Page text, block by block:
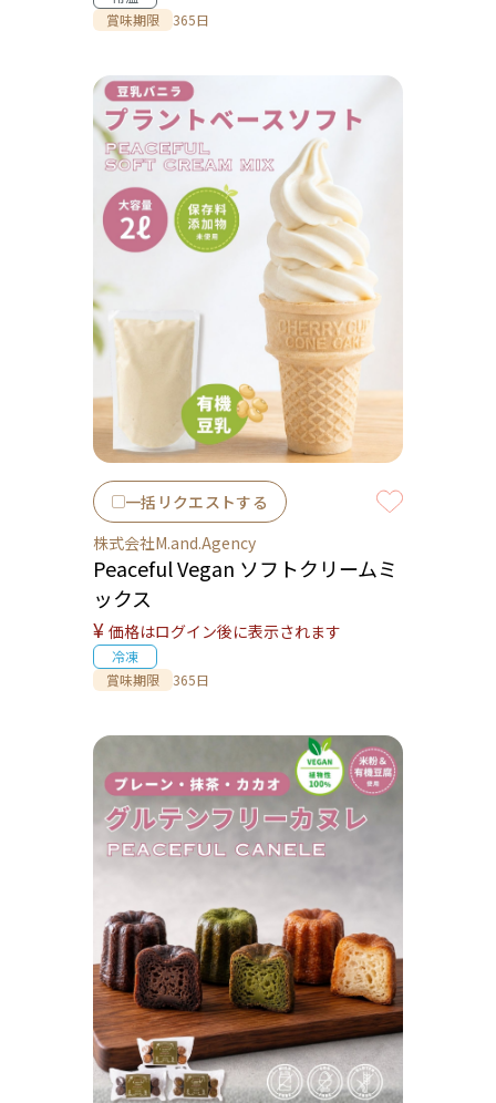
賞味期限
365日
一括リクエストする
株式会社M.and.Agency
Peaceful Vegan ソフトクリームミ
ックス
¥ 価格はログイン後に表示されます
冷凍
賞味期限
365日